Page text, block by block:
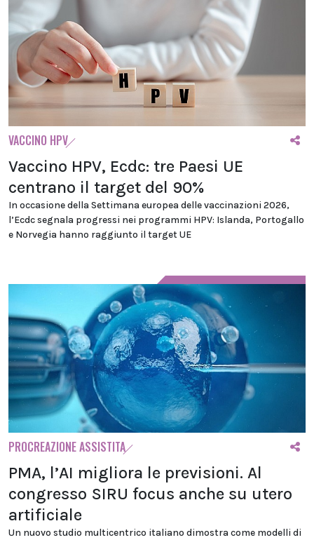
VACCINO HPV
Vaccino HPV, Ecdc: tre Paesi UE
centrano il target del 90%
In occasione della Settimana europea delle vaccinazioni 2026,
l’Ecdc segnala progressi nei programmi HPV: Islanda, Portogallo
e Norvegia hanno raggiunto il target UE
PROCREAZIONE ASSISTITA
PMA, l’AI migliora le previsioni. Al
congresso SIRU focus anche su utero
artificiale
Un nuovo studio multicentrico italiano dimostra come modelli di